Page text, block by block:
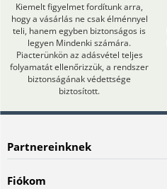
Kiemelt figyelmet fordítunk arra,
hogy a vásárlás ne csak élménnyel
teli, hanem egyben biztonságos is
legyen Mindenki számára.
Piacterünkön az adásvétel teljes
folyamatát ellenőrizzük, a rendszer
biztonságának védettsége
biztosított.
Partnereinknek
Fiókom